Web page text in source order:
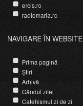
ercis.ro
radiomaria.ro
NAVIGARE ÎN WEBSITE
Prima pagină
Știri
Arhivă
Gândul zilei
Catehismul zi de zi